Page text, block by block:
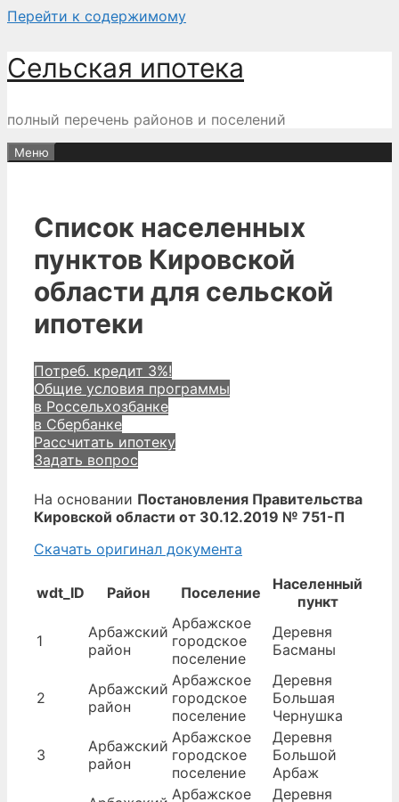
Перейти к содержимому
Сельская ипотека
полный перечень районов и поселений
Меню
Список населенных
пунктов Кировской
области для сельской
ипотеки
Потреб. кредит 3%!
Общие условия программы
в Россельхозбанке
в Сбербанке
Рассчитать ипотеку
Задать вопрос
На основании Постановления Правительства
Кировской области от 30.12.2019 № 751-П
Скачать оригинал документа
wdt_ID Район Поселение
Населенный
пункт
1
Арбажский
район
Арбажское
городское
поселение
Деревня
Басманы
2
Арбажский
район
Арбажское
городское
поселение
Деревня
Большая
Чернушка
3
Арбажский
район
Арбажское
городское
поселение
Деревня
Большой
Арбаж
Арбажское
Деревня